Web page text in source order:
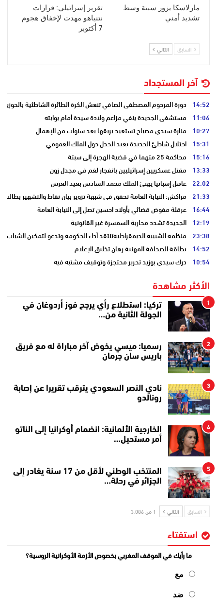
مارلاسكا يزور سبتة وسط
تشديد أمني
تقرير إسرائيلي: قرارات
نتنياهو مهدت لإخفاق هجوم
7 أكتوبر
السابق التالي
آخر المستجداد
14:52 دورة المرحوم المصطفى الصافي تنعش الكرة الطائرة الشاطئية بالحوزية
11:06 مستشفى الجديدة ينفي مزاعم ولادة سيدة أمام بوابته
10:27 منارة سيدي مصباح تستعيد بريقها بعد سنوات من الإهمال
15:31 احتلال شاطئ الجديدة يعيد الجدل حول الملك العمومي
15:16 محاكمة 25 متهما في قضية الهجرة إلى سبتة
13:33 مقتل عسكريين إسرائيليين بانفجار لغم في مجدل زون
22:02 عاهل إسبانيا يهنئ الملك محمد السادس بعيد العرش
21:33 مراكش: النيابة العامة تحقق في شبهة تزوير بيان نقاط والتشهير بطالب
16:44 عرقلة مفوض قضائي بأولاد احسين تصل إلى النيابة العامة
12:19 الجديدة تشدد محاربة السمسرة غير القانونية
23:38 منظمة الشبيبة الديمقراطيةتنتقد أداء الحكومة وتدعو لتمكين الشباب
14:52 بطاقة الصحافة المهنية رهان تخليق الإعلام
10:54 درك سيدي بوزيد تحرير محتجزة وتوقيف مشتبه فيه
الأكثر مشاهدة
1
تركيا: استطلاع رأي يرجح فوز أردوغان في
الجولة الثانية من…
2
رسميا: ميسي يخوض آخر مباراة له مع فريق
باريس سان جرمان
3
نادي النصر السعودي يترقب تقريرا عن إصابة
رونالدو
4
الخارجية الألمانية: انضمام أوكرانيا إلى الناتو
أمر مستحيل…
5
المنتخب الوطني لأقل من 17 سنة يغادر إلى
الجزائر في رحلة…
السابق التالي 1 من 3٬086
استفتاء
ما رأيك في الموقف المغربي بخصوص الأزمة الأوكرانية الروسية؟
مع
ضد